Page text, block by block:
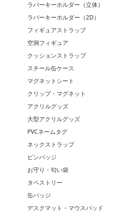
ラバーキーホルダー（立体）
ラバーキーホルダー（2D）
フィギュアストラップ
空洞フィギュア
クッションストラップ
スチール缶ケース
マグネットシート
クリップ・マグネット
アクリルグッズ
大型アクリルグッズ
PVCネームタグ
ネックストラップ
ピンバッジ
お守り・匂い袋
タペストリー
缶バッジ
デスクマット・マウスパッド